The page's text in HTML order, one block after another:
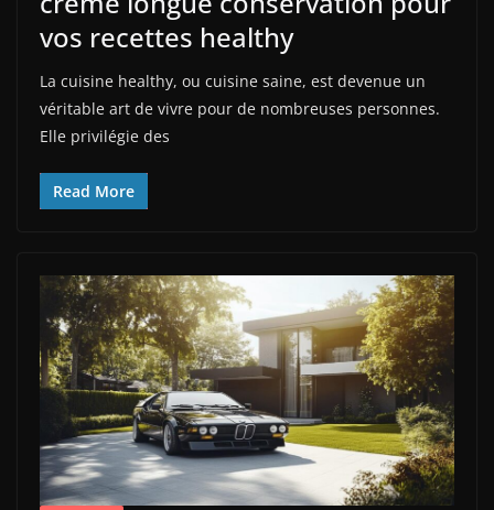
vos recettes healthy
La cuisine healthy, ou cuisine saine, est devenue un
véritable art de vivre pour de nombreuses personnes.
Elle privilégie des
Read More